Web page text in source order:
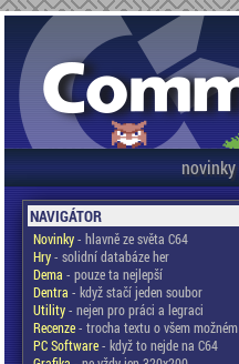
novinky
NAVIGÁTOR
Novinky- hlavně ze světa C64
Hry- solidní databáze her
Dema - pouze ta nejlepší
Dentra - když stačí jeden soubor
Utility- nejen pro práci a legraci
Recenze- trocha textu o všem možném
PC Software- když to nejde na C64